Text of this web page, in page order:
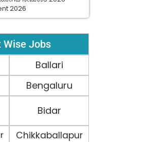
2026
Wise Jobs
Ballari
Bengaluru
Bidar
Chikkaballapur